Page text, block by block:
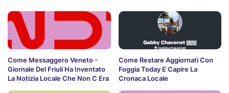
Come Messaggero Veneto -
Giornale Del Friuli Ha Inventato
La Notizia Locale Che Non C Era
Come Restare Aggiornati Con
Foggia Today E Capire La
Cronaca Locale